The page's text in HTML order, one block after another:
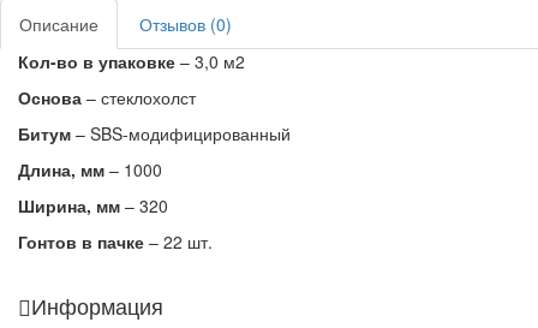
Описание
Отзывов (0)
Кол-во в упаковке – 3,0 м2
Основа – стеклохолст
Битум – SBS-модифицированный
Длина, мм – 1000
Ширина, мм – 320
Гонтов в пачке – 22 шт.
Информация